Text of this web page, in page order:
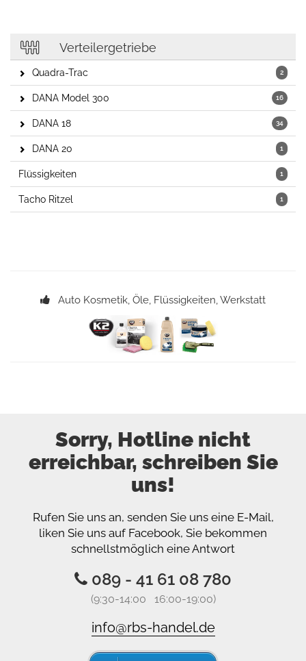
Verteilergetriebe
2
Quadra-Trac
16
DANA Model 300
34
DANA 18
1
DANA 20
1
Flüssigkeiten
1
Tacho Ritzel
Auto Kosmetik, Öle, Flüssigkeiten, Werkstatt
Sorry, Hotline nicht
erreichbar, schreiben Sie
uns!
Rufen Sie uns an, senden Sie uns eine E-Mail,
liken Sie uns auf Facebook, Sie bekommen
schnellstmöglich eine Antwort
089 - 41 61 08 780
(9:30-14:00 16:00-19:00)
info@rbs-handel.de